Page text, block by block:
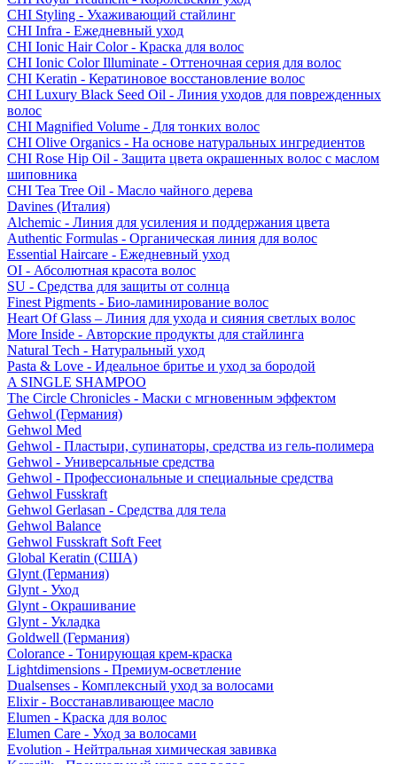
CHI Styling - Ухаживающий стайлинг
CHI Infra - Ежедневный уход
CHI Ionic Hair Color - Краска для волос
CHI Ionic Color Illuminate - Оттеночная серия для волос
CHI Keratin - Кератиновое восстановление волос
CHI Luxury Black Seed Oil - Линия уходов для поврежденных
волос
CHI Magnified Volume - Для тонких волос
CHI Olive Organics - На основе натуральных ингредиентов
CHI Rose Hip Oil - Защита цвета окрашенных волос с маслом
шиповника
CHI Tea Tree Oil - Масло чайного дерева
Davines (Италия)
Alchemic - Линия для усиления и поддержания цвета
Authentic Formulas - Органическая линия для волос
Essential Haircare - Eжедневный уход
OI - Абсолютная красота волос
SU - Средства для защиты от солнца
Finest Pigments - Био-ламинирование волос
Heart Of Glass – Линия для ухода и сияния светлых волос
More Inside - Авторские продукты для стайлинга
Natural Tech - Натуральный уход
Pasta & Love - Идеальное бритье и уход за бородой
A SINGLE SHAMPOO
The Circle Chronicles - Маски с мгновенным эффектом
Gehwol (Германия)
Gehwol Med
Gehwol - Пластыри, супинаторы, средства из гель-полимера
Gehwol - Универсальные средства
Gehwol - Профессиональные и специальные средства
Gehwol Fusskraft
Gehwol Gerlasan - Средства для тела
Gehwol Balance
Gehwol Fusskraft Soft Feet
Global Keratin (США)
Glynt (Германия)
Glynt - Уход
Glynt - Окрашивание
Glynt - Укладка
Goldwell (Германия)
Colorance - Тонирующая крем-краска
Lightdimensions - Премиум-осветление
Dualsenses - Комплексный уход за волосами
Elixir - Восстанавливающее масло
Elumen - Краска для волос
Elumen Care - Уход за волосами
Evolution - Нейтральная химическая завивка